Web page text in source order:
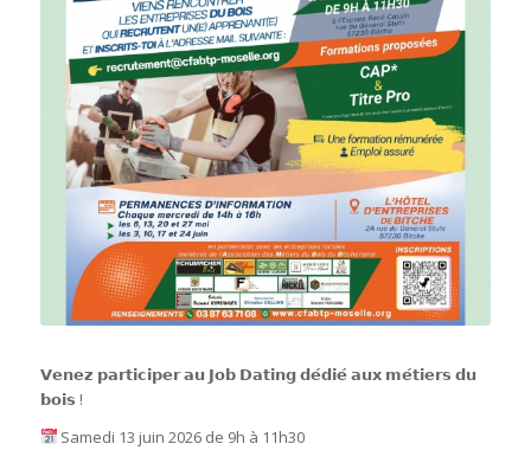
𝗩𝗲𝗻𝗲𝘇 𝗽𝗮𝗿𝘁𝗶𝗰𝗶𝗽𝗲𝗿 𝗮𝘂 𝗝𝗼𝗯 𝗗𝗮𝘁𝗶𝗻𝗴 𝗱𝗲́𝗱𝗶𝗲́ 𝗮𝘂𝘅 𝗺𝗲́𝘁𝗶𝗲𝗿𝘀 𝗱𝘂
𝗯𝗼𝗶𝘀 !
Samedi 13 juin 2026 de 9h à 11h30